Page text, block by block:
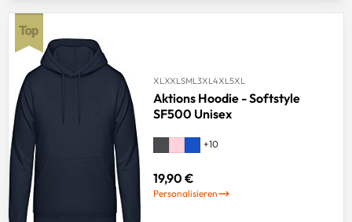
XLXXLSML3XL4XL5XL
Aktions Hoodie - Softstyle
SF500 Unisex
+10
19,90 €
Personalisieren